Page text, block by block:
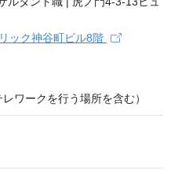
ック神谷町ビル8階
ワークを行う場所を含む）